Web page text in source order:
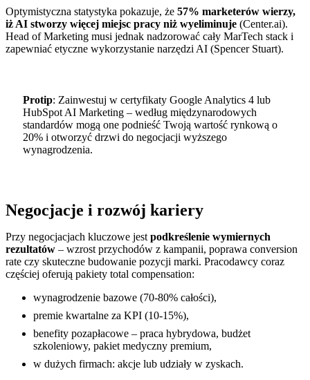
Optymistyczna statystyka pokazuje, że 57% marketerów wierzy,
iż AI stworzy więcej miejsc pracy niż wyeliminuje (Center.ai).
Head of Marketing musi jednak nadzorować cały MarTech stack i
zapewniać etyczne wykorzystanie narzędzi AI (Spencer Stuart).
Protip: Zainwestuj w certyfikaty Google Analytics 4 lub
HubSpot AI Marketing – według międzynarodowych
standardów mogą one podnieść Twoją wartość rynkową o
20% i otworzyć drzwi do negocjacji wyższego
wynagrodzenia.
Negocjacje i rozwój kariery
Przy negocjacjach kluczowe jest podkreślenie wymiernych
rezultatów – wzrost przychodów z kampanii, poprawa conversion
rate czy skuteczne budowanie pozycji marki. Pracodawcy coraz
częściej oferują pakiety total compensation:
wynagrodzenie bazowe (70-80% całości),
premie kwartalne za KPI (10-15%),
benefity pozapłacowe – praca hybrydowa, budżet
szkoleniowy, pakiet medyczny premium,
w dużych firmach: akcje lub udziały w zyskach.